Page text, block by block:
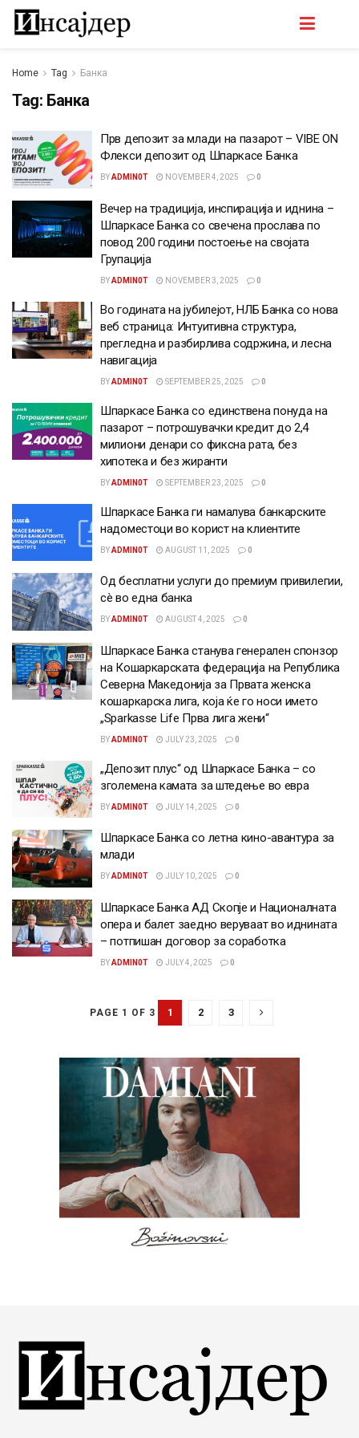
Home Tag Банка
Tag: Банка
Прв депозит за млади на пазарот – VIBE ON
Флекси депозит од Шпаркасе Банка
BYADMIN0T NOVEMBER 4, 2025 0
Вечер на традиција, инспирација и иднина –
Шпаркасе Банка со свечена прослава по
повод 200 години постоење на својата
Групација
BYADMIN0T NOVEMBER 3, 2025 0
Во годината на јубилејот, НЛБ Банка со нова
веб страница: Интуитивна структура,
прегледна и разбирлива содржина, и лесна
навигација
BYADMIN0T SEPTEMBER 25, 2025 0
Шпаркасе Банка со единствена понуда на
пазарот – потрошувачки кредит до 2,4
милиони денари со фиксна рата, без
хипотека и без жиранти
BYADMIN0T SEPTEMBER 23, 2025 0
Шпаркасе Банка ги намалува банкарските
надоместоци во корист на клиентите
BYADMIN0T AUGUST 11, 2025 0
Од бесплатни услуги до премиум привилегии,
сè во една банка
BYADMIN0T AUGUST 4, 2025 0
Шпаркасе Банка станува генерален спонзор
на Кошаркарската федерација на Република
Северна Македонија за Првата женска
кошаркарска лига, која ќе го носи името
„Sparkasse Life Прва лига жени“
BYADMIN0T JULY 23, 2025 0
„Депозит плус“ од Шпаркасе Банка – со
зголемена камата за штедење во евра
BYADMIN0T JULY 14, 2025 0
Шпаркасе Банка со летна кино-авантура за
млади
BYADMIN0T JULY 10, 2025 0
Шпаркасе Банка АД Скопје и Националната
опера и балет заедно веруваат во иднината
– потпишан договор за соработка
BYADMIN0T JULY 4, 2025 0
PAGE 1 OF 3 1 2 3